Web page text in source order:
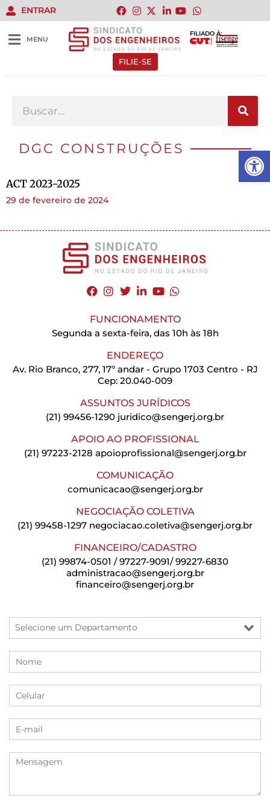
Abrir
ENTRAR
MENU
FILIADO À:
FILIE-SE
DGC CONSTRUÇÕES
ACT 2023-2025
29 de fevereiro de 2024
FUNCIONAMENTO
Segunda a sexta-feira, das 10h às 18h
ENDEREÇO
Av. Rio Branco, 277, 17º andar - Grupo 1703 Centro - RJ
Cep: 20.040-009
ASSUNTOS JURÍDICOS
(21) 99456-1290 juridico@sengerj.org.br
APOIO AO PROFISSIONAL
(21) 97223-2128 apoioprofissional@sengerj.org.br
COMUNICAÇÃO
comunicacao@sengerj.org.br
NEGOCIAÇÃO COLETIVA
(21) 99458-1297 negociacao.coletiva@sengerj.org.br
FINANCEIRO/CADASTRO
(21) 99874-0501 / 97227-9091/ 99227-6830
administracao@sengerj.org.br
financeiro@sengerj.org.br